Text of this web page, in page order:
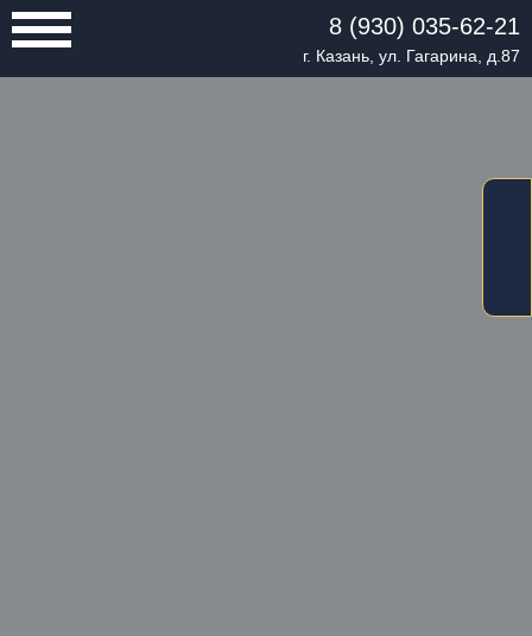
8 (930) 035-62-21
г. Казань, ул. Гагарина, д.87